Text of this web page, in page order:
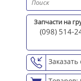
Запчасти на
(098) 514-